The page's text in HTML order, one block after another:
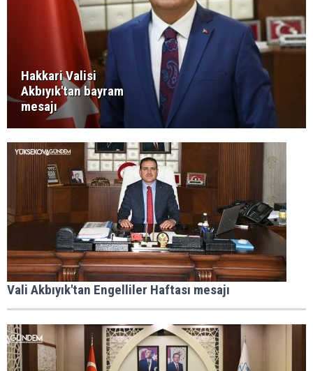
Hakkari Valisi
Akbıyık'tan bayram
mesajı
Vali Akbıyık'tan Engelliler Haftası mesajı